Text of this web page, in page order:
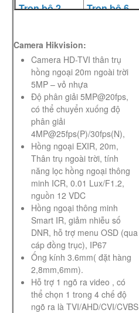
Trọnbộ 2
Trọnbộ 6
Trọn
camera
7.200.000đ
Trọn
camera
13.300.000đ
Trọnbộ 4
camera
7.400.000đ
Trọnbộ 8
camera
Nhãn hiệu:
HIKVISION
Bảo hành 24
tháng
Camera Hikvision:
Camera HD-TVI thân trụ
hồng ngoại 20m ngoài trời
5MP – vỏ nhựa
Độ phân giải 5MP@20fps,
có thể chuyển xuống độ
phân giải
4MP@25fps(P)/30fps(N),
Hồng ngoại EXIR, 20m,
Thân trụ ngoài trời, tính
năng lọc hồng ngoại thông
minh ICR, 0.01 Lux/F1.2,
nguồn 12 VDC
Hồng ngoại thông minh
Smart IR, giảm nhiễu số
DNR, hỗ trợ menu OSD (qua
cáp đồng trục), IP67
Ống kính 3.6mm( đặt hàng
2,8mm,6mm).
Hỗ trợ 1 ngõ ra video , có
thể chọn 1 trong 4 chế độ
ngõ ra là TVI/AHD/CVI/CVBS